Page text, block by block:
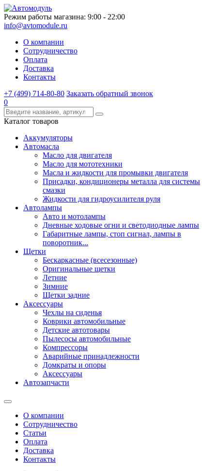
Режим работы магазина: 9:00 - 22:00
info@avtomodule.ru
О компании
Сотрудничество
Оплата
Доставка
Контакты
+7 (499) 714-80-80 Заказать обратный звонок
0
Каталог товаров
Аккумуляторы
Автомасла
Масло для двигателя
Масло для мототехники
Масла и жидкости для промывки двигателя
Присадки, кондиционеры металла для системы
смазки
Жидкости для гидроусилителя руля
Автолампы
Авто и мотолампы
Дневные ходовые огни и светодиодные лампы
Габаритные лампы, стоп сигнал, лампы в
поворотник...
Щетки
Бескаркасные (всесезонные)
Оригинальные щетки
Летние
Зимние
Щетки задние
Аксессуары
Чехлы на сиденья
Коврики автомобильные
Детские автотовары
Пылесосы автомобильные
Компрессоры
Аварийные принадлежности
Домкраты и опоры
Аксессуары
Автозапчасти
О компании
Сотрудничество
Статьи
Оплата
Доставка
Контакты